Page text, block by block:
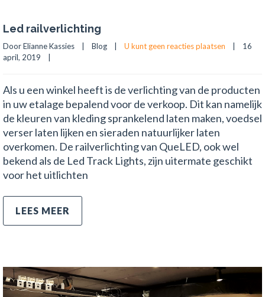
Led railverlichting
Door Elianne Kassies    | Blog U kunt geen reacties plaatsen
    |    16
april, 2019    |
Als u een winkel heeft is de verlichting van de producten
in uw etalage bepalend voor de verkoop. Dit kan namelijk
de kleuren van kleding sprankelend laten maken, voedsel
verser laten lijken en sieraden natuurlijker laten
overkomen. De railverlichting van QueLED, ook wel
bekend als de Led Track Lights, zijn uitermate geschikt
voor het uitlichten
LEES MEER